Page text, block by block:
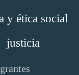
y ética social
justicia